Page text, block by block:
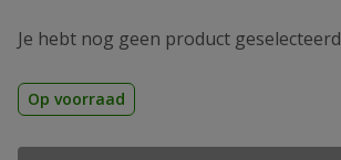
Je hebt nog geen product geselecteerd
Op voorraad